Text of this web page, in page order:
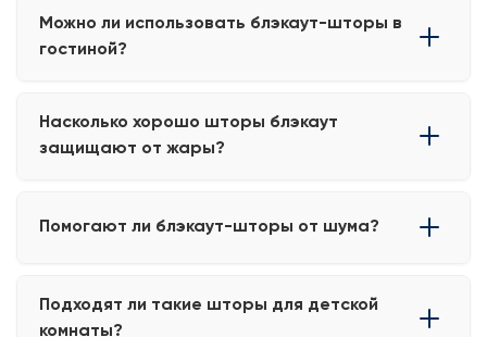
изделия большой высоты с усиленной верхней лентой
и правильным распределением веса ткани.
Можно ли использовать блэкаут-шторы в
гостиной̆?
особенно если требуется защита от яркого солнечного
света.
Насколько хорошо шторы блэкаут
защищают от жары?
помещения летом.
Помогают ли блэкаут-шторы от шума?
уменьшить городской̆ шум.
Подходят ли такие шторы для детской̆
комнаты?